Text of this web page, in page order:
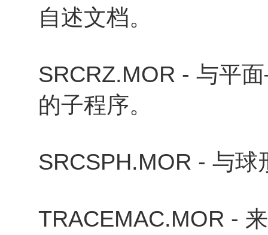
自述文档。
SRCRZ.MOR - 与平
的子程序。
SRCSPH.MOR - 与
TRACEMAC.MOR -